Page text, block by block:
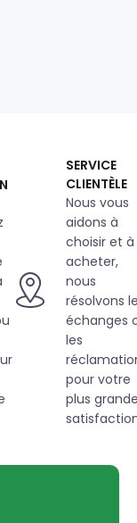
SERVICE
CLIENTÈLE
Nous vous
aidons à
choisir et à
acheter,
nous
résolvons
échanges
les
pour votre
plus